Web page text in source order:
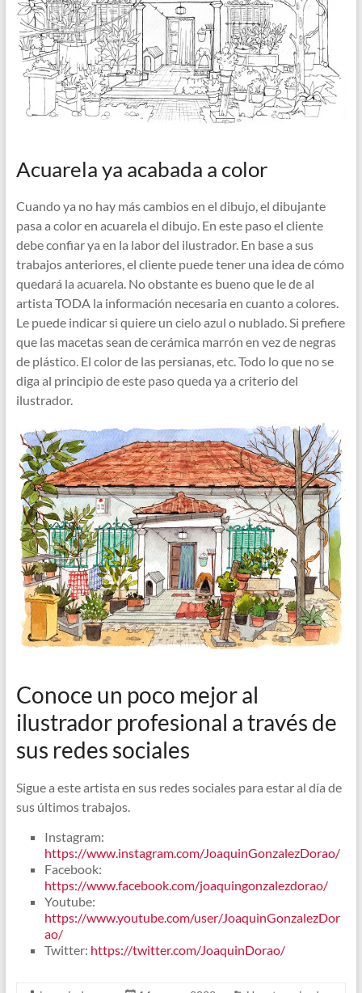
Acuarela ya acabada a color
Cuando ya no hay más cambios en el dibujo, el dibujante
pasa a color en acuarela el dibujo. En este paso el cliente
debe confiar ya en la labor del ilustrador. En base a sus
trabajos anteriores, el cliente puede tener una idea de cómo
quedará la acuarela. No obstante es bueno que le de al
artista TODA la información necesaria en cuanto a colores.
Le puede indicar si quiere un cielo azul o nublado. Si prefiere
que las macetas sean de cerámica marrón en vez de negras
de plástico. El color de las persianas, etc. Todo lo que no se
diga al principio de este paso queda ya a criterio del
ilustrador.
Conoce un poco mejor al
ilustrador profesional a través de
sus redes sociales
Sigue a este artista en sus redes sociales para estar al día de
sus últimos trabajos.
Instagram:
https://www.instagram.com/JoaquinGonzalezDorao/
Facebook:
https://www.facebook.com/joaquingonzalezdorao/
Youtube:
https://www.youtube.com/user/JoaquinGonzalezDor
ao/
Twitter: https://twitter.com/JoaquinDorao/